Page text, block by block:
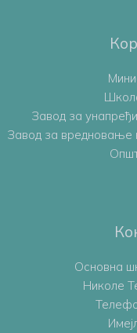
Завод за
Завод за вредновање
Основна
Николе